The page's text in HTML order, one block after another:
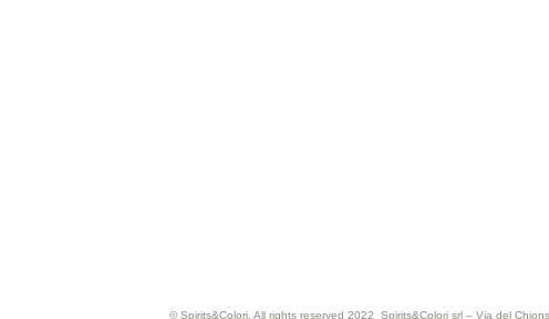
© Spirits&Colori. All rights reserved 2022 Spirits&Colori srl – Via del